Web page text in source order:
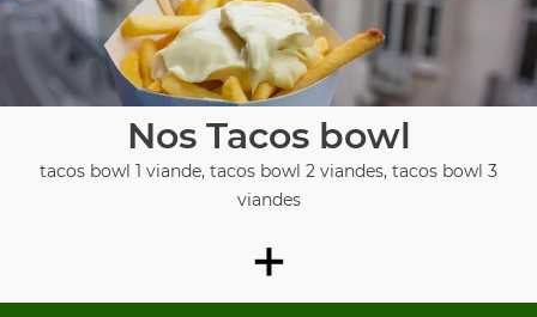
Nos Tacos bowl
tacos bowl 1 viande, tacos bowl 2 viandes, tacos bowl 3
viandes
+